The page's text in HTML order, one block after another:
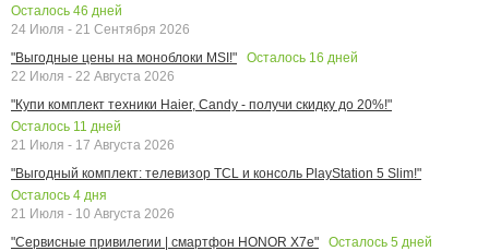
Осталось 46 дней
24 Июля - 21 Сентября 2026
"Выгодные цены на моноблоки MSI!"
Осталось 16 дней
22 Июля - 22 Августа 2026
"Купи комплект техники Haier, Candy - получи скидку до 20%!"
Осталось 11 дней
21 Июля - 17 Августа 2026
"Выгодный комплект: телевизор TCL и консоль PlayStation 5 Slim!"
Осталось 4 дня
21 Июля - 10 Августа 2026
"Сервисные привилегии | смартфон HONOR X7e"
Осталось 5 дней